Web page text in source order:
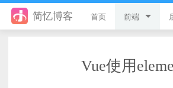
简忆博客 首页 前端
JavaScript
Vue使用